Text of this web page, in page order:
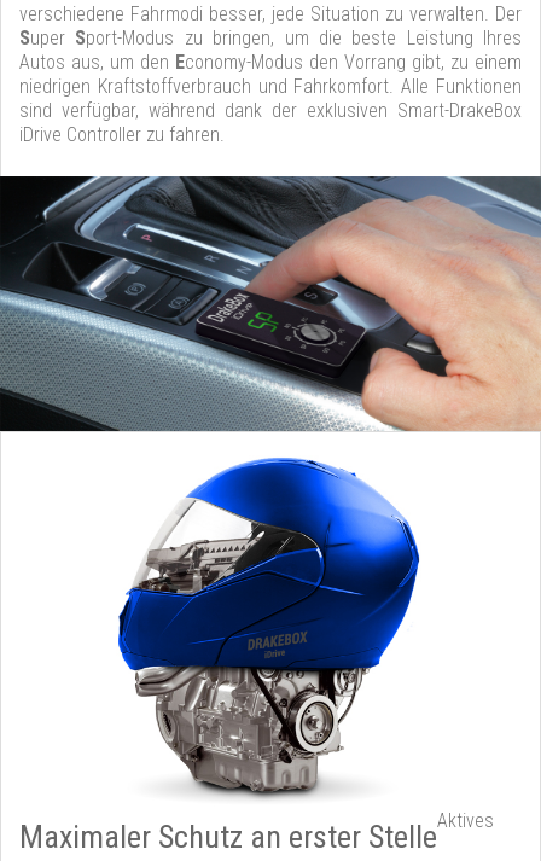
verschiedene Fahrmodi besser, jede Situation zu verwalten. Der
Super Sport-Modus zu bringen, um die beste Leistung Ihres
Autos aus, um den Economy-Modus den Vorrang gibt, zu einem
niedrigen Kraftstoffverbrauch und Fahrkomfort. Alle Funktionen
sind verfügbar, während dank der exklusiven Smart-DrakeBox
iDrive Controller zu fahren.
Maximaler Schutz an erster StelleAktives